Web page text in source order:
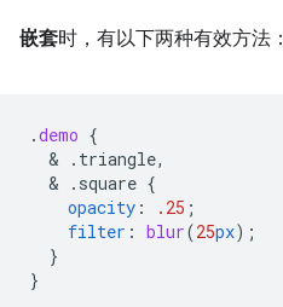
嵌套时，有以下两种有效方法：
.demo {
  &
.triangle,
  &
.square {
opacity : .25 ;
filter : blur(25px);
}
}